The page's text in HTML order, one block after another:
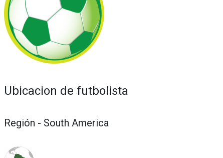
Ubicacion de futbolista
Región - South America